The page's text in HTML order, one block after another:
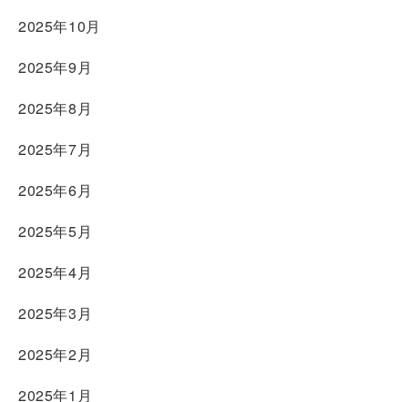
2025年10月
2025年9月
2025年8月
2025年7月
2025年6月
2025年5月
2025年4月
2025年3月
2025年2月
2025年1月